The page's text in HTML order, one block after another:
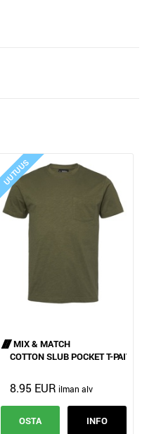
UUTUUS
MIX & MATCH
COTTON SLUB POCKET T-PAITA
8.95 EUR
OSTA INFO